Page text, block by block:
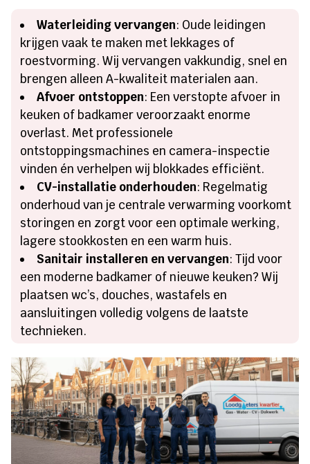
Waterleiding vervangen: Oude leidingen
krijgen vaak te maken met lekkages of
roestvorming. Wij vervangen vakkundig, snel en
brengen alleen A-kwaliteit materialen aan.
Afvoer ontstoppen: Een verstopte afvoer in
keuken of badkamer veroorzaakt enorme
overlast. Met professionele
ontstoppingsmachines en camera-inspectie
vinden én verhelpen wij blokkades efficiënt.
CV-installatie onderhouden: Regelmatig
onderhoud van je centrale verwarming voorkomt
storingen en zorgt voor een optimale werking,
lagere stookkosten en een warm huis.
Sanitair installeren en vervangen: Tijd voor
een moderne badkamer of nieuwe keuken? Wij
plaatsen wc’s, douches, wastafels en
aansluitingen volledig volgens de laatste
technieken.